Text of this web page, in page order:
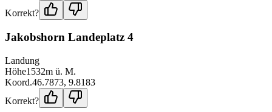
Korrekt?
Jakobshorn Landeplatz 4
Landung
Höhe1532m ü. M.
Koord.46.7873, 9.8183
Korrekt?